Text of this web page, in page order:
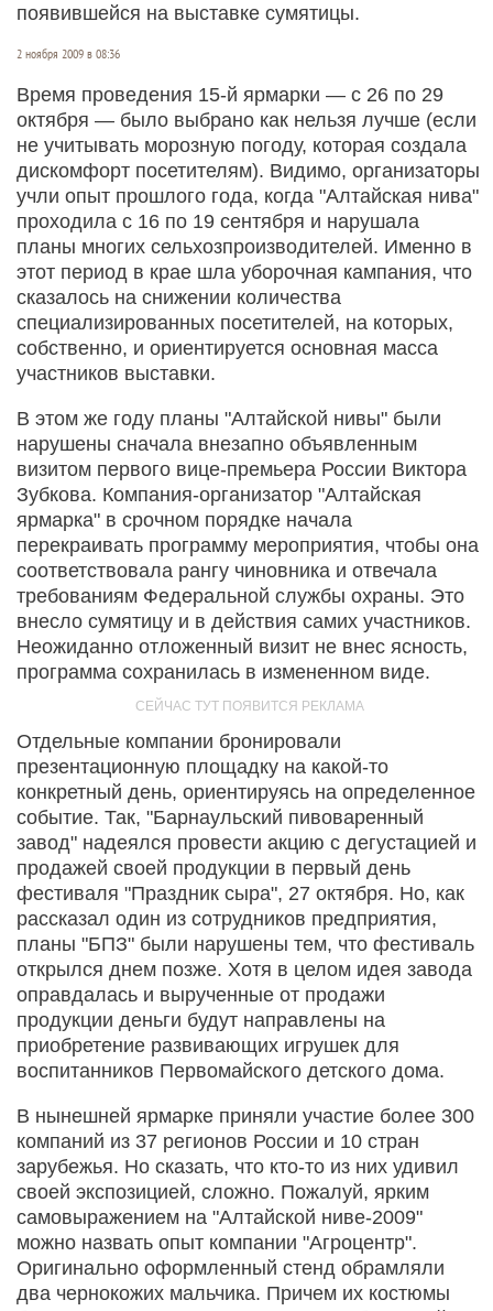
появившейся на выставке сумятицы.
2 ноября 2009 в 08:36
Время проведения 15-й ярмарки — с 26 по 29
октября — было выбрано как нельзя лучше (если
не учитывать морозную погоду, которая создала
дискомфорт посетителям). Видимо, организаторы
учли опыт прошлого года, когда "Алтайская нива"
проходила с 16 по 19 сентября и нарушала
планы многих сельхозпроизводителей. Именно в
этот период в крае шла уборочная кампания, что
сказалось на снижении количества
специализированных посетителей, на которых,
собственно, и ориентируется основная масса
участников выставки.
В этом же году планы "Алтайской нивы" были
нарушены сначала внезапно объявленным
визитом первого вице-премьера России Виктора
Зубкова. Компания-организатор "Алтайская
ярмарка" в срочном порядке начала
перекраивать программу мероприятия, чтобы она
соответствовала рангу чиновника и отвечала
требованиям Федеральной службы охраны. Это
внесло сумятицу и в действия самих участников.
Неожиданно отложенный визит не внес ясность,
программа сохранилась в измененном виде.
Отдельные компании бронировали
презентационную площадку на какой-то
конкретный день, ориентируясь на определенное
событие. Так, "Барнаульский пивоваренный
завод" надеялся провести акцию с дегустацией и
продажей своей продукции в первый день
фестиваля "Праздник сыра", 27 октября. Но, как
рассказал один из сотрудников предприятия,
планы "БПЗ" были нарушены тем, что фестиваль
открылся днем позже. Хотя в целом идея завода
оправдалась и вырученные от продажи
продукции деньги будут направлены на
приобретение развивающих игрушек для
воспитанников Первомайского детского дома.
В нынешней ярмарке приняли участие более 300
компаний из 37 регионов России и 10 стран
зарубежья. Но сказать, что кто-то из них удивил
своей экспозицией, сложно. Пожалуй, ярким
самовыражением на "Алтайской ниве-2009"
можно назвать опыт компании "Агроцентр".
Оригинально оформленный стенд обрамляли
два чернокожих мальчика. Причем их костюмы